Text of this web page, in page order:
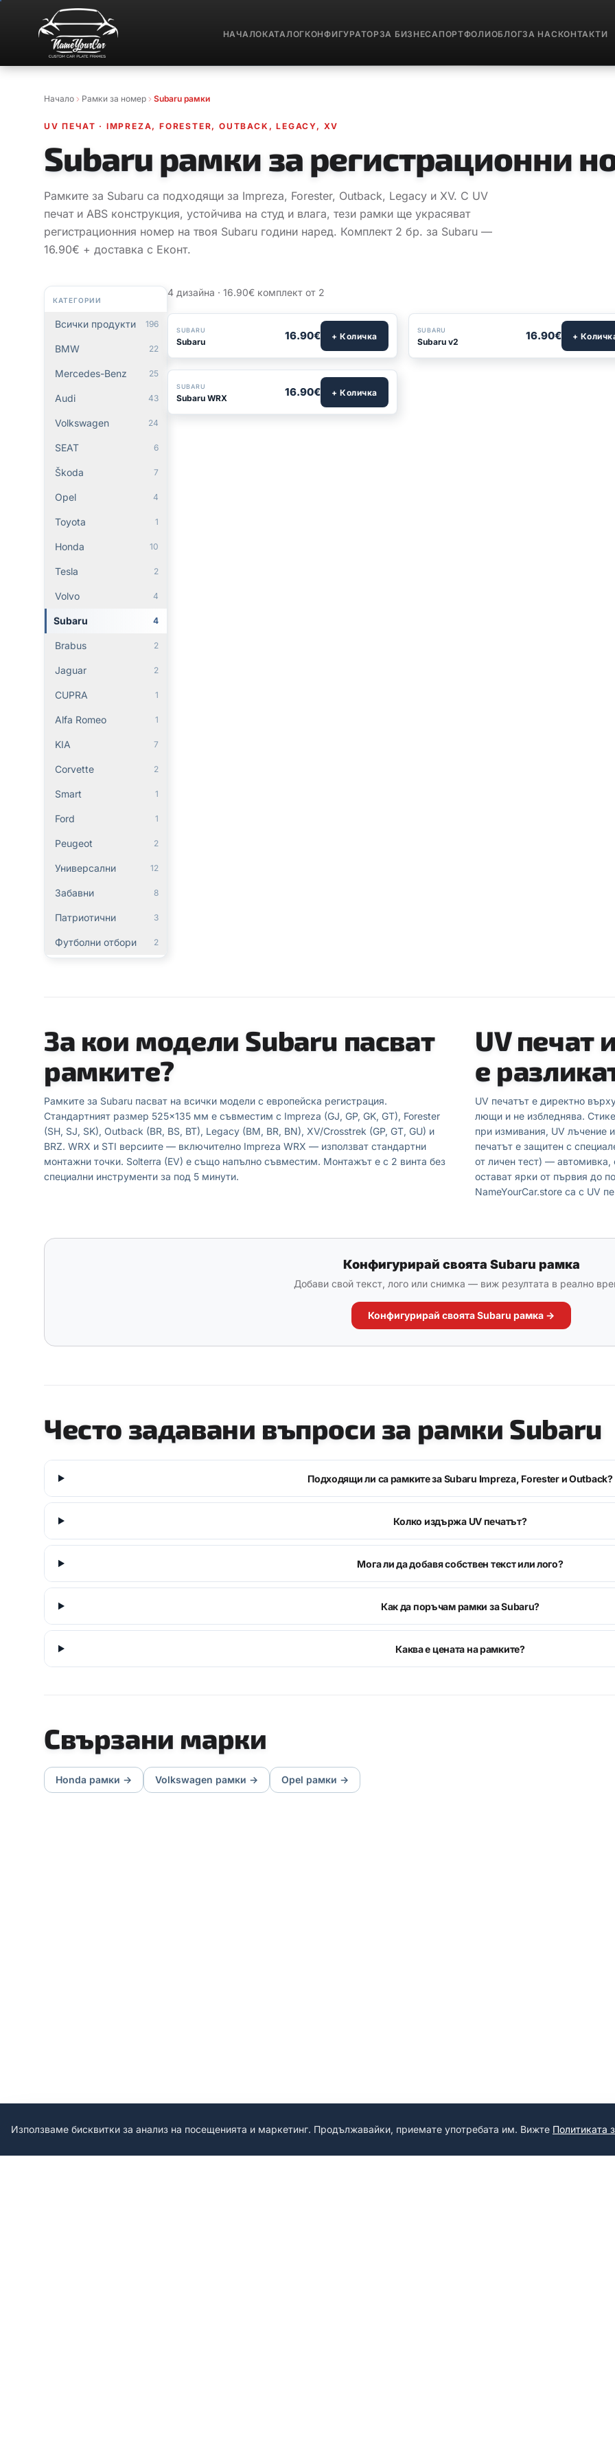
НАЧАЛОКАТАЛОГКОНФИГУРАТОР ЗА БИЗНЕСА ПОРТФОЛИОБЛОГЗА НАС КОНТАКТИ
Начало Рамки за номер Subaru рамки
UV ПЕЧАТ · IMPREZA, FORESTER, OUTBACK, LEGACY, XV
Subaru рамки за регистрационни
Рамките за Subaru са подходящи за Impreza, Forester, Outback, Legacy и XV. С UV
печат и ABS конструкция, устойчива на студ и влага, тези рамки ще украсяват
регистрационния номер на твоя Subaru години наред. Комплект 2 бр. за Subaru —
16.90€ + доставка с Еконт.
КАТЕГОРИИ
Всички продукти 196
BMW 22
Mercedes-Benz 25
Audi 43
Volkswagen 24
SEAT 6
Škoda 7
Opel 4
Toyota 1
Honda 10
Tesla 2
Volvo 4
Subaru 4
Brabus 2
Jaguar 2
CUPRA 1
Alfa Romeo 1
KIA 7
Corvette 2
Smart 1
Ford 1
Peugeot 2
Универсални 12
Забавни 8
Патриотични 3
Футболни отбори 2
4 дизайна · 16.90€ комплект от 2
SUBARU
Subaru 16.90€ + Количка
SUBARU
Subaru v2 16.90€ +
SUBARU
Subaru WRX 16.90€ + Количка
За кои модели Subaru пасват
рамките?
Рамките за Subaru пасват на всички модели с европейска регистрация.
Стандартният размер 525×135 мм е съвместим с Impreza (GJ, GP, GK, GT), Forester
(SH, SJ, SK), Outback (BR, BS, BT), Legacy (BM, BR, BN), XV/Crosstrek (GP, GT, GU) и
BRZ. WRX и STI версиите — включително Impreza WRX — използват стандартни
монтажни точки. Solterra (EV) е също напълно съвместим. Монтажът е с 2 винта без
специални инструменти за под 5 минути.
UV печат
е
UV печатът е директно
лющи и не избледнява.
при измивания, UV лъчение
печатът е защитен с
от личен тест) —
остават ярки от първия до
NameYourCar.store са с UV
Конфигурирай своята Subaru рамка
Добави свой текст, лого или снимка — виж резултата в реално
Конфигурирай своята Subaru рамка →
Често задавани въпроси за рамки Subaru
Подходящи ли са рамките за Subaru Impreza, Forester и Outback?
Колко издържа UV печатът?
Мога ли да добавя собствен текст или лого?
Как да поръчам рамки за Subaru?
Каква е цената на рамките?
Свързани марки
Honda рамки → Volkswagen рамки → Opel рамки →
Използваме бисквитки за анализ на посещенията и маркетинг. Продължавайки, приемате употребата им. Вижте Политиката